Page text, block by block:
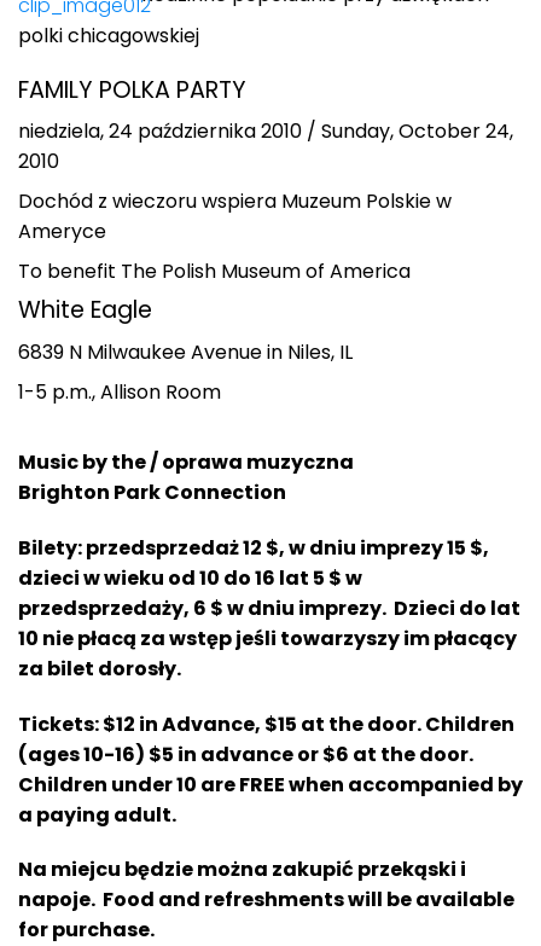
polki chicagowskiej
FAMILY POLKA PARTY
niedziela, 24 października 2010 / Sunday, October 24,
2010
Dochód z wieczoru wspiera Muzeum Polskie w
Ameryce
To benefit The Polish Museum of America
White Eagle
6839 N Milwaukee Avenue in Niles, IL
1-5 p.m., Allison Room
Music by the / oprawa muzyczna
Brighton Park Connection
Bilety: przedsprzedaż 12 $, w dniu imprezy 15 $,
dzieci w wieku od 10 do 16 lat 5 $ w
przedsprzedaży, 6 $ w dniu imprezy. Dzieci do lat
10 nie płacą za wstęp jeśli towarzyszy im płacący
za bilet dorosły.
Tickets: $12 in Advance, $15 at the door. Children
(ages 10-16) $5 in advance or $6 at the door.
Children under 10 are FREE when accompanied by
a paying adult.
Na miejcu będzie można zakupić przekąski i
napoje. Food and refreshments will be available
for purchase.